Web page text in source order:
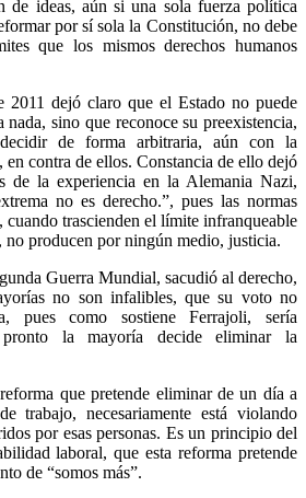
Bluesky
Threads
aún si una sola fuerza política
por sí sola la Constitución, no debe
que los mismos derechos humanos
claro que el Estado no puede
nada, sino que reconoce su preexistencia,
de forma arbitraria, aún con la
contra de ellos. Constancia de ello dejó
de la experiencia en la Alemania Nazi,
no es derecho.”, pues las normas
cuando trascienden el límite infranqueable
no producen por ningún medio, justicia.
Guerra Mundial, sacudió al derecho,
no son infalibles, que su voto no
pues como sostiene Ferrajoli, sería
la mayoría decide eliminar la
que pretende eliminar de un día a
trabajo, necesariamente está violando
por esas personas. Es un principio del
laboral, que esta reforma pretende
de “somos más”.